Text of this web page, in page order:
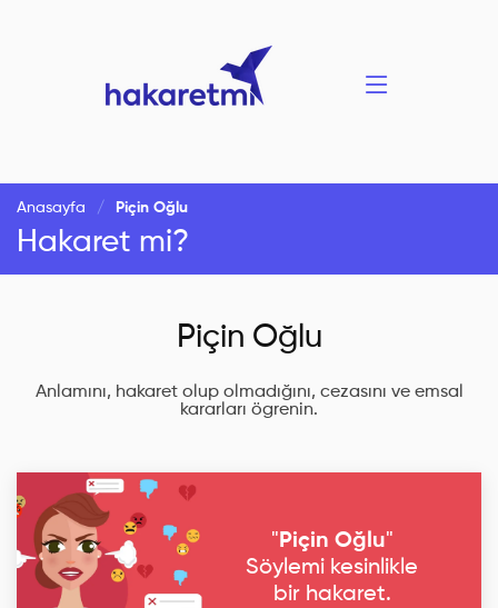
Anasayfa Piçin Oğlu
Hakaret mi?
Piçin Oğlu
Anlamını, hakaret olup olmadığını, cezasını ve emsal
kararları ögrenin.
"Piçin Oğlu"
Söylemi kesinlikle
bir hakaret.